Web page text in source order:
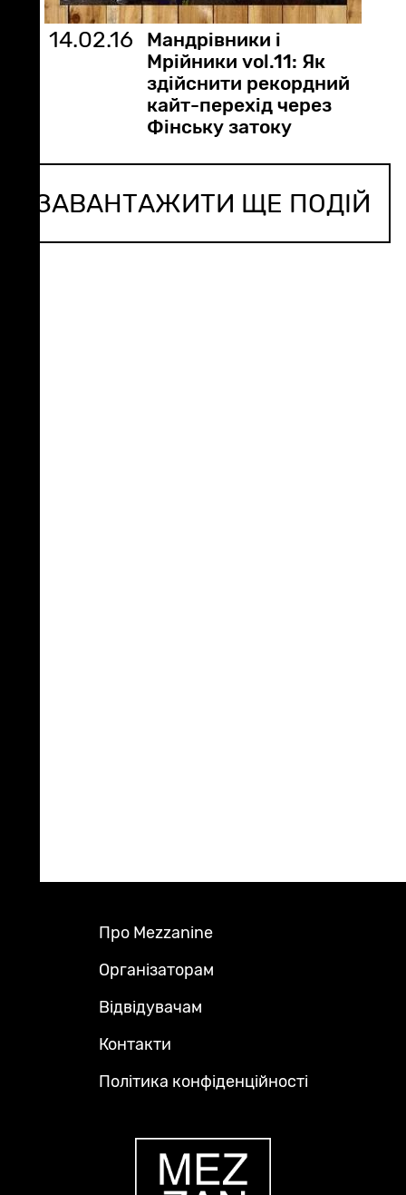
14.02.16
Мандрівники і
Мрійники vol.11: Як
здійснити рекордний
кайт-перехід через
Фінську затоку
ЗАВАНТАЖИТИ ЩЕ ПОДІЙ
Footer
Menu
Про Mezzanine
Організаторам
Відвідувачам
Контакти
Політика конфіденційності